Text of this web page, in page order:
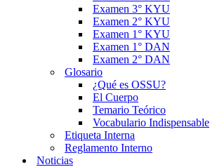
Examen 3° KYU
Examen 2° KYU
Examen 1° KYU
Examen 1° DAN
Examen 2° DAN
Glosario
¿Qué es OSSU?
El Cuerpo
Temario Teórico
Vocabulario Indispensable
Etiqueta Interna
Reglamento Interno
Noticias